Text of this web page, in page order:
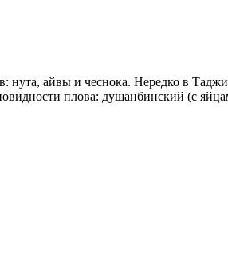
нута, айвы и чеснока. Нередко в
плова: душанбинский (с